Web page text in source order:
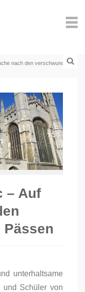
nach den verschwundenen
– Auf
unterhaltsame
und Schüler von